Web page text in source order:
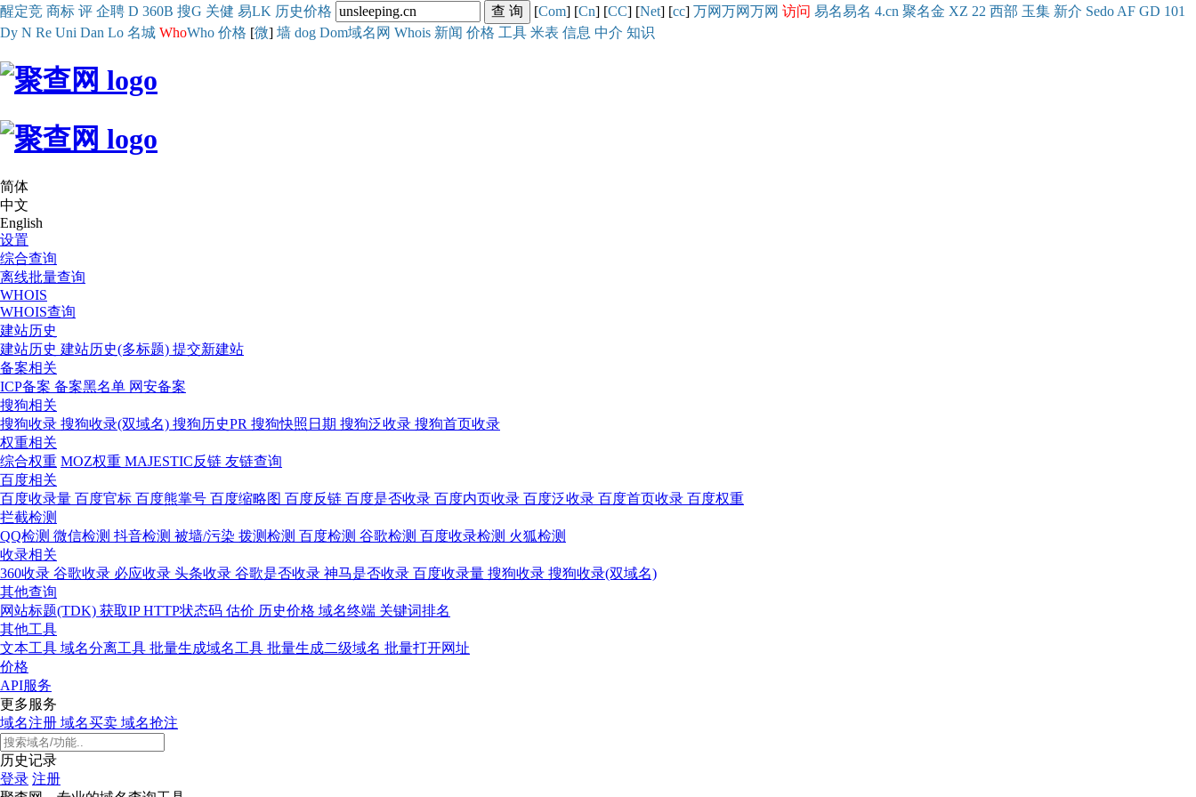
醒定竞 商标 评 企聘 D 360B 搜G 关健 易LK 历史价格 [Com] [Cn] [CC] [Net] [cc] 万网万网万网 访问 易名易名 4.cn 聚名金 XZ 22 西部 玉集 新介 Sedo AF GD 101
Dy N Re Uni Dan Lo 名城 WhoWho 价格 [微] 墙 dog Dom域名网 Whois 新闻 价格 工具 米表 信息 中介 知识